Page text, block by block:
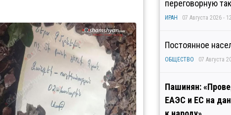
переговорную
ИРАН 07 Августа 2026 -
Постоянное
ОБЩЕСТВО 07 Августа
Пашинян:
ЕАЭС и ЕС на